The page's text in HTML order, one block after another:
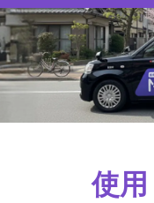
--
日本語 English 簡
使